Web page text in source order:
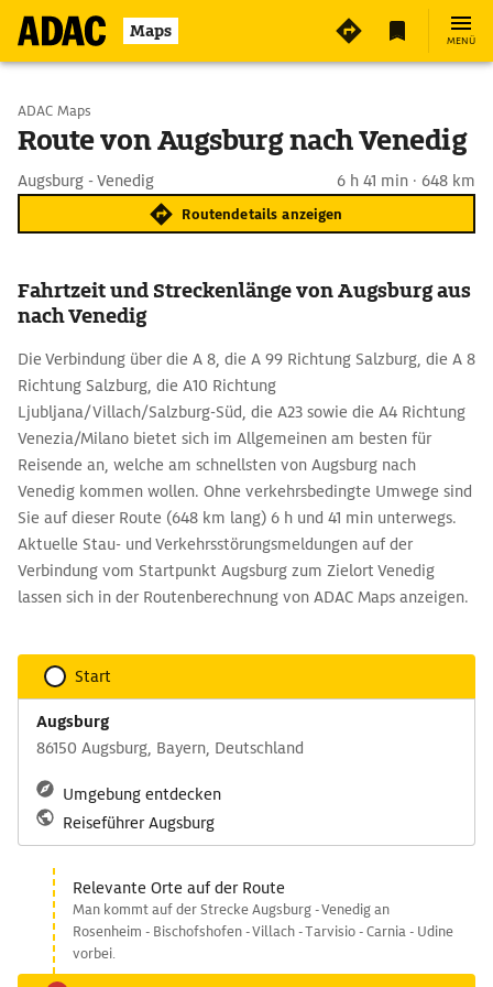
Maps MENÜ
Start wählen
ADAC Maps
Route von Augsburg nach Venedig
Augsburg - Venedig 6 h 41 min · 648 km
Routendetails anzeigen
Fahrtzeit und Streckenlänge von Augsburg aus
nach Venedig
Die Verbindung über die A 8, die A 99 Richtung Salzburg, die A 8
Richtung Salzburg, die A10 Richtung
Ljubljana/Villach/Salzburg-Süd, die A23 sowie die A4 Richtung
Venezia/Milano bietet sich im Allgemeinen am besten für
Reisende an, welche am schnellsten von Augsburg nach
Venedig kommen wollen. Ohne verkehrsbedingte Umwege sind
Sie auf dieser Route (648 km lang) 6 h und 41 min unterwegs.
Aktuelle Stau- und Verkehrsstörungsmeldungen auf der
Verbindung vom Startpunkt Augsburg zum Zielort Venedig
lassen sich in der Routenberechnung von ADAC Maps anzeigen.
Start
Augsburg
86150 Augsburg, Bayern, Deutschland
Umgebung entdecken
Reiseführer Augsburg
Relevante Orte auf der Route
Man kommt auf der Strecke Augsburg - Venedig an
Rosenheim - Bischofshofen - Villach - Tarvisio - Carnia - Udine
vorbei.